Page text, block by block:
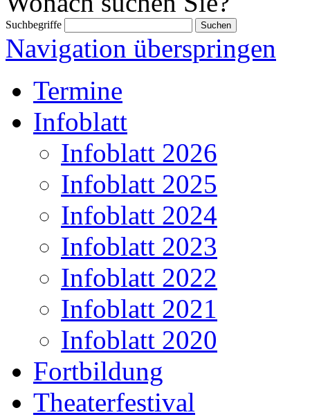
Suchbegriffe
Navigation überspringen
Termine
Infoblatt
Infoblatt 2026
Infoblatt 2025
Infoblatt 2024
Infoblatt 2023
Infoblatt 2022
Infoblatt 2021
Infoblatt 2020
Fortbildung
Theaterfestival